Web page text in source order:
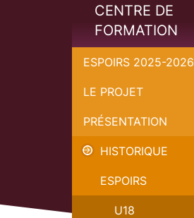
CENTRE DE
FORMATION
ESPOIRS 2025-2026
LE PROJET
PRÉSENTATION
HISTORIQUE
ESPOIRS
U18